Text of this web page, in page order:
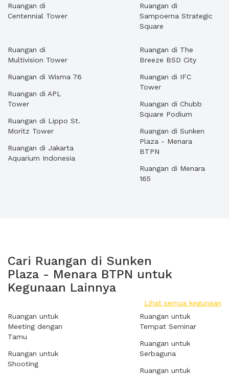
Ruangan di
Centennial Tower
Ruangan di
Sampoerna Strategic
Square
Ruangan di
Multivision Tower
Ruangan di Wisma 76
Ruangan di APL
Tower
Ruangan di Lippo St.
Moritz Tower
Ruangan di Jakarta
Aquarium Indonesia
Ruangan di The
Breeze BSD City
Ruangan di IFC
Tower
Ruangan di Chubb
Square Podium
Ruangan di Sunken
Plaza - Menara
BTPN
Ruangan di Menara
165
Cari Ruangan di Sunken
Plaza - Menara BTPN untuk
Kegunaan Lainnya
Lihat semua kegunaan
Ruangan untuk
Meeting dengan
Tamu
Ruangan untuk
Shooting
Ruangan untuk
Tempat Seminar
Ruangan untuk
Serbaguna
Ruangan untuk